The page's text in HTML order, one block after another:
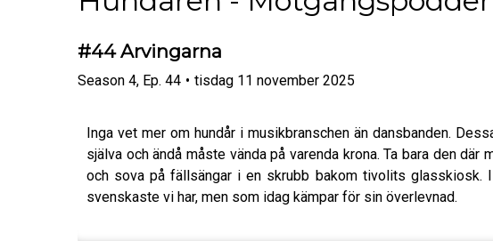
#44 Arvingarna
Season 4, Ep. 44 • tisdag 11 november 2025
Inga vet mer om hundår i musikbranschen än dansbanden.
själva och ändå måste vända på varenda krona. Ta bara den
och sova på fällsängar i en skrubb bakom tivolits glasskiosk.
svenskaste vi har, men som idag kämpar för sin överlevnad.